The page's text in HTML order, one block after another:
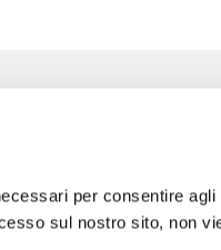
per consentire agli
sul nostro sito, non
reclami
Progetti
5 x mille